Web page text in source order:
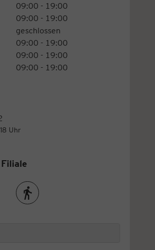
09:00 - 19:00
09:00 - 19:00
geschlossen
09:00 - 19:00
09:00 - 19:00
09:00 - 19:00
Uhr
per ZugRoute zu Fuß